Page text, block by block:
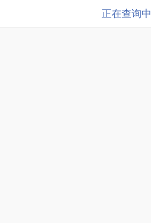
正在查询中